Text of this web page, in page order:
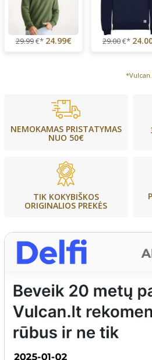
29.99€* 24.99€ 29.00€*
NEMOKAMAS PRISTATYMAS
NUO 50€
TIK KOKYBIŠKOS
ORIGINALIOS PREKĖS